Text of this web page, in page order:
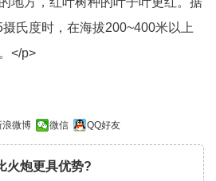
氏度时，在海拔200~400米以上
</p>
浪微博 微信 QQ好友
火炮更具优势?